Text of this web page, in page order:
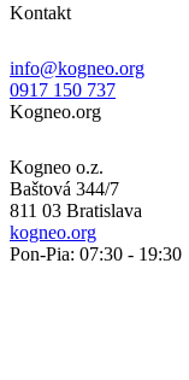
Kontakt
info@kogneo.org
0917 150 737
Kogneo.org
Kogneo o.z.
Baštová 344/7
811 03 Bratislava
kogneo.org
Pon-Pia: 07:30 - 19:30